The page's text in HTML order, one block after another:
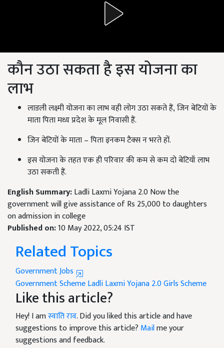
कौन उठा सकता है इस योजना का
लाभ
लाडली लक्ष्मी योजना का लाभ वही लोग उठा सकते हैं,जिन बेटियों के
माता पिता मध्य प्रदेश के मूल निवासी हैं.
जिन बेटियों के माता – पिता इनकम टैक्‍स न भरते हों.
इस योजना के तहत एक ही परिवार की कम से कम दो बेटियाँ लाभ
उठा सकती हैं.
English Summary:Ladli Laxmi Yojana 2.0 Now the
government will give assistance of Rs 25,000 to daughters
on admission in college
Published on:10 May 2022, 05:24 IST
Related Topics
Government Jobs
Government SchemeLadli Laxmi Yojana 2.0Girls Scheme
Like this article?
Hey! I amस्वाति राव. Did you liked this article and have
suggestions to improve this article? Mailme your
suggestions and feedback.